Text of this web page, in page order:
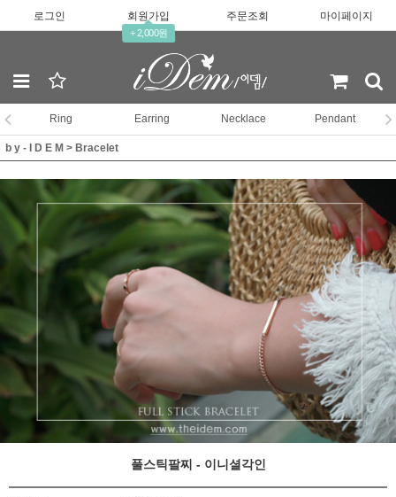
로그인 회원가입
+ 2,000원
주문조회 마이페이지
Ring Earring Necklace Pendant
b y - I D E M > Bracelet
풀스틱팔찌 - 이니셜각인